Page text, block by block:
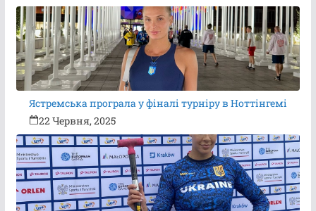
Ястремська програла у фіналі турніру в Ноттінгемі
22 Червня, 2025